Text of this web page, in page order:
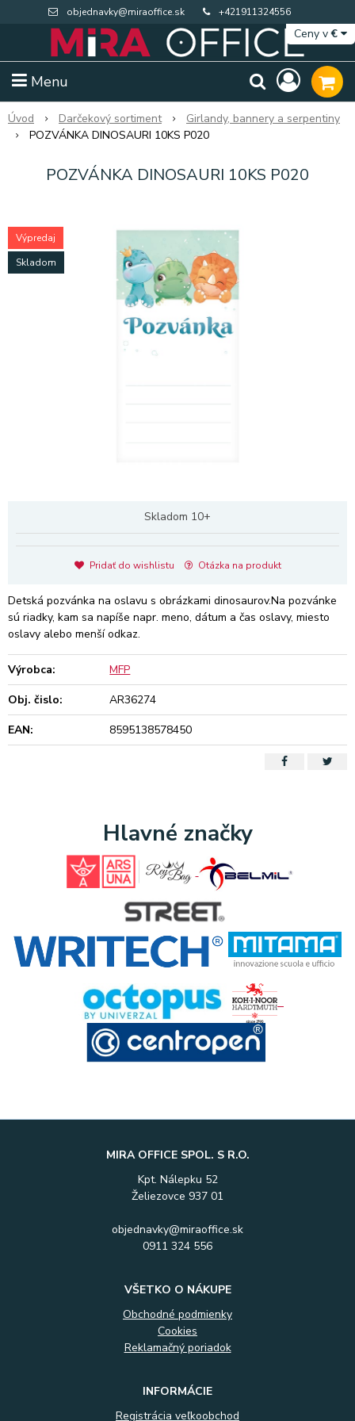
objednavky@miraoffice.sk +421911324556
Menu
Ceny v€
Výpredaj BTS
Úvod Darčekový sortiment
Girlandy, bannery a serpentiny
POZVÁNKA DINOSAURI 10KS P020
POZVÁNKA DINOSAURI 10KS P020
Výpredaj
Skladom
Skladom 10+
Pridať do wishlistu Otázka na produkt
Detská pozvánka na oslavu s obrázkami dinosaurov.Na pozvánke
sú riadky, kam sa napíše napr. meno, dátum a čas oslavy, miesto
oslavy alebo menší odkaz.
Výrobca:
MFP
Obj. čislo:
AR36274
EAN:
8595138578450
Hlavné značky
MIRA OFFICE SPOL. S R.O.
Kpt. Nálepku 52
Želiezovce 937 01
objednavky@miraoffice.sk
0911 324 556
VŠETKO O NÁKUPE
Obchodné podmienky
Cookies
Reklamačný poriadok
INFORMÁCIE
Registrácia veľkoobchod